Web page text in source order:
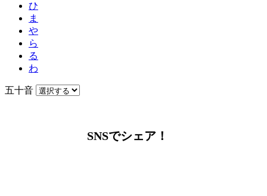
ひ
ま
や
ら
る
わ
五十音
SNSでシェア！